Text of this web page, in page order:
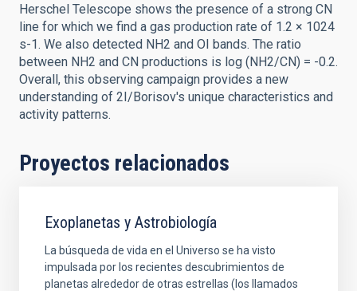
Herschel Telescope shows the presence of a strong CN
line for which we find a gas production rate of 1.2 × 1024
s-1. We also detected NH2 and OI bands. The ratio
between NH2 and CN productions is log (NH2/CN) = -0.2.
Overall, this observing campaign provides a new
understanding of 2I/Borisov's unique characteristics and
activity patterns.
Proyectos relacionados
Exoplanetas y Astrobiología
La búsqueda de vida en el Universo se ha visto
impulsada por los recientes descubrimientos de
planetas alrededor de otras estrellas (los llamados